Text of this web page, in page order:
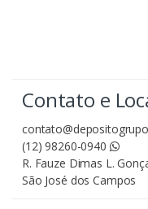
Contato e
(12) 98260-0940
R. Fauze Dimas L.
São José dos Campos